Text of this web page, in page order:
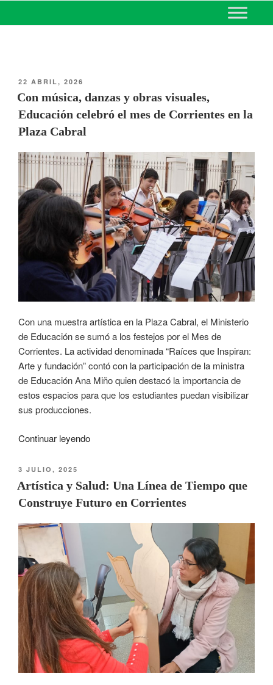
MINISTERIO DE EDUCACIÓN
DE CORRIENTES
22 ABRIL, 2026
Con música, danzas y obras visuales,
Educación celebró el mes de Corrientes en la
Plaza Cabral
Con una muestra artística en la Plaza Cabral, el Ministerio
de Educación se sumó a los festejos por el Mes de
Corrientes. La actividad denominada “Raíces que Inspiran:
Arte y fundación” contó con la participación de la ministra
de Educación Ana Miño quien destacó la importancia de
estos espacios para que los estudiantes puedan visibilizar
sus producciones.
Continuar leyendo
3 JULIO, 2025
Artística y Salud: Una Línea de Tiempo que
Construye Futuro en Corrientes